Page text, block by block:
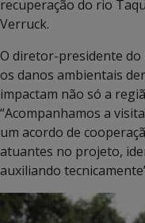
recuperação do rio
Verruck.
O diretor-presidente do
os danos ambientais
impactam não só a
“Acompanhamos a
um acordo de
atuantes no projeto,
auxiliando